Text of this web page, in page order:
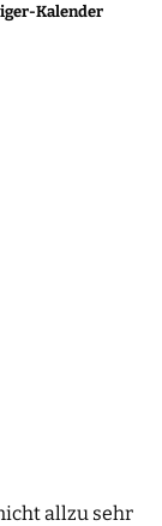
Kalender
allzu sehr